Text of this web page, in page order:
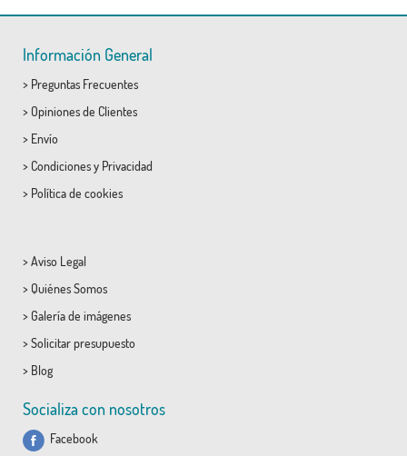
Información General
> Preguntas Frecuentes
> Opiniones de Clientes
> Envío
> Condicionesy Privacidad
> Política de cookies
> Aviso Legal
> Quiénes Somos
> Galería de imágenes
> Solicitar presupuesto
> Blog
Socializa con nosotros
Facebook